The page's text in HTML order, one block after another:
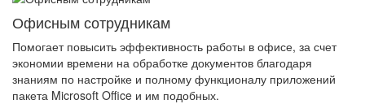
Офисным сотрудникам
Помогает повысить эффективность работы в офисе, за счет
экономии времени на обработке документов благодаря
знаниям по настройке и полному функционалу приложений
пакета Microsoft Office и им подобных.